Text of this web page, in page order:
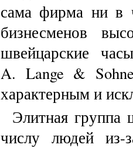
сама фирма ни в
бизнесменов
швейцарские
A. Lange &
характерным и
Элитная группа
числу людей из-